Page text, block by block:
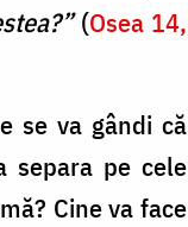
(Osea 14,
se va gândi că
separa pe cele
Cine va face